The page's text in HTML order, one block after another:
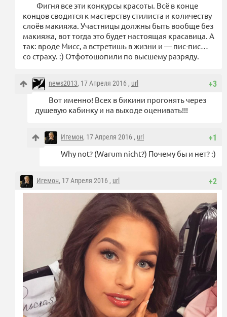
Фигня все эти конкурсы красоты. Всё в конце
концов сводится к мастерству стилиста и количеству
слоёв макияжа. Участницы должны быть вообще без
макияжа, вот тогда это будет настоящая красавица. А
так: вроде Мисс, а встретишь в жизни и — пис-пис…
со страху. :) Отфотошопили по высшему разряду.
+3
news2013, 17 Апреля 2016 , url
Вот именно! Всех в бикини прогонять через
душевую кабинку и на выходе оценивать!!!
+1
Игемон, 17 Апреля 2016 , url
Why not? (Warum nicht?) Почему бы и нет? :)
+2
Игемон, 17 Апреля 2016 , url